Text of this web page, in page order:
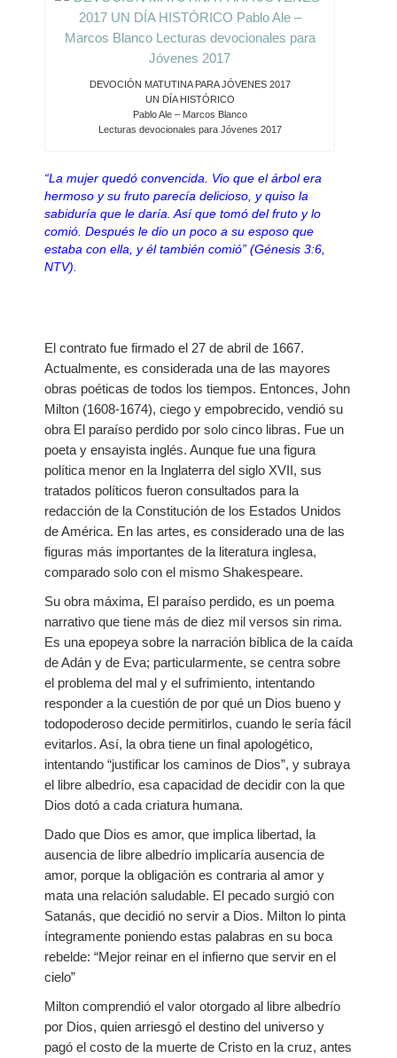
DEVOCIÓN MATUTINA PARA JÓVENES 2017
UN DÍA HISTÓRICO
Pablo Ale – Marcos Blanco
Lecturas devocionales para Jóvenes 2017
“La mujer quedó convencida. Vio que el árbol era
hermoso y su fruto parecía delicioso, y quiso la
sabiduría que le daría. Así que tomó del fruto y lo
comió. Después le dio un poco a su esposo que
estaba con ella, y él también comió” (Génesis 3:6,
NTV).
El contrato fue firmado el 27 de abril de 1667.
Actualmente, es considerada una de las mayores
obras poéticas de todos los tiempos. Entonces, John
Milton (1608-1674), ciego y empobrecido, vendió su
obra El paraíso perdido por solo cinco libras. Fue un
poeta y ensayista inglés. Aunque fue una figura
política menor en la Inglaterra del siglo XVII, sus
tratados políticos fueron consultados para la
redacción de la Constitución de los Estados Unidos
de América. En las artes, es considerado una de las
figuras más importantes de la literatura inglesa,
comparado solo con el mismo Shakespeare.
Su obra máxima, El paraíso perdido, es un poema
narrativo que tiene más de diez mil versos sin rima.
Es una epopeya sobre la narración bíblica de la caída
de Adán y de Eva; particularmente, se centra sobre
el problema del mal y el sufrimiento, intentando
responder a la cuestión de por qué un Dios bueno y
todopoderoso decide permitirlos, cuando le sería fácil
evitarlos. Así, la obra tiene un final apologético,
intentando “justificar los caminos de Dios”, y subraya
el libre albedrío, esa capacidad de decidir con la que
Dios dotó a cada criatura humana.
Dado que Dios es amor, que implica libertad, la
ausencia de libre albedrío implicaría ausencia de
amor, porque la obligación es contraria al amor y
mata una relación saludable. El pecado surgió con
Satanás, que decidió no servir a Dios. Milton lo pinta
íntegramente poniendo estas palabras en su boca
rebelde: “Mejor reinar en el infierno que servir en el
cielo”
Milton comprendió el valor otorgado al libre albedrío
por Dios, quien arriesgó el destino del universo y
pagó el costo de la muerte de Cristo en la cruz, antes